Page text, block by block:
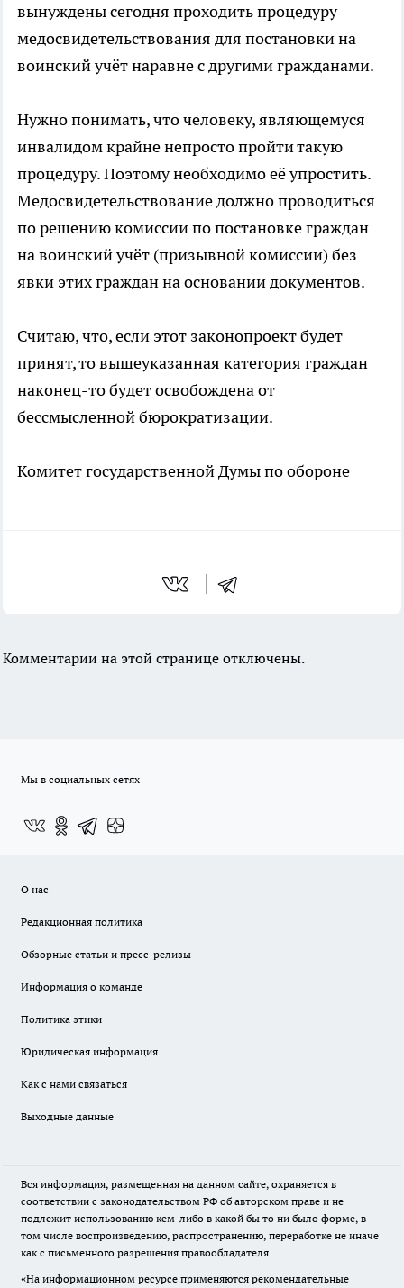
вынуждены сегодня проходить процедуру
медосвидетельствования для постановки на
воинский учёт наравне с другими гражданами.
Нужно понимать, что человеку, являющемуся
инвалидом крайне непросто пройти такую
процедуру. Поэтому необходимо её упростить.
Медосвидетельствование должно проводиться
по решению комиссии по постановке граждан
на воинский учёт (призывной комиссии) без
явки этих граждан на основании документов.
Считаю, что, если этот законопроект будет
принят, то вышеуказанная категория граждан
наконец-то будет освобождена от
бессмысленной бюрократизации.
Комитет государственной Думы по обороне
Комментарии на этой странице отключены.
Мы в социальных сетях
О нас
Редакционная политика
Обзорные статьи и пресс-релизы
Информация о команде
Политика этики
Юридическая информация
Как с нами связаться
Выходные данные
Вся информация, размещенная на данном сайте, охраняется в
соответствии с законодательством РФ об авторском праве и не
подлежит использованию кем-либо в какой бы то ни было форме, в
том числе воспроизведению, распространению, переработке не иначе
как с письменного разрешения правообладателя.
«На информационном ресурсе применяются рекомендательные